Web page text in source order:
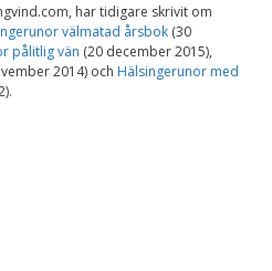
har tidigare skrivit om
välmatad årsbok (30
pålitlig vän (20 december 2015),
2014) och Hälsingerunor med